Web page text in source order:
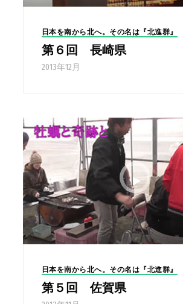
日本を南から北へ。その名は『北進群』
第６回 長崎県
2013年12月
日本を南から北へ。その名は『北進群』
第５回 佐賀県